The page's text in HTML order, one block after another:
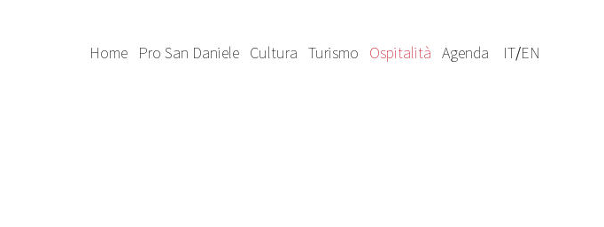
Home Pro San Daniele Cultura Turismo Ospitalità Agenda IT/EN